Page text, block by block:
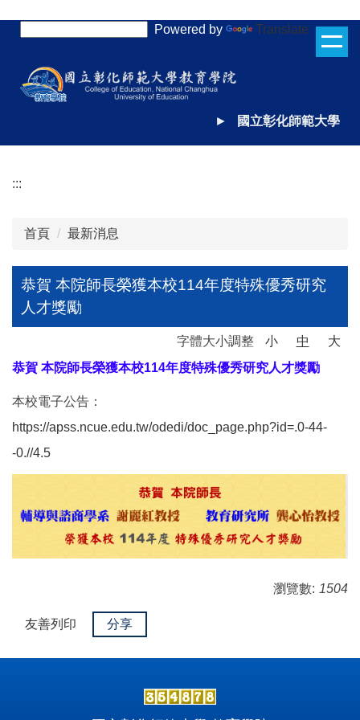
Powered by Translate
► 國立彰化師範大學
:::
首頁 最新消息
恭賀 本院師長榮獲本校114年度特殊優秀研究
人才獎勵
字體大小調整 小 中
大
恭賀 本院師長榮獲本校114年度特殊優秀研究人才獎勵
本校電子公告：
https://apss.ncue.edu.tw/odedi/doc_page.php?id=.0-44-
-0.//4.5
瀏覽數: 1504
友善列印 分享